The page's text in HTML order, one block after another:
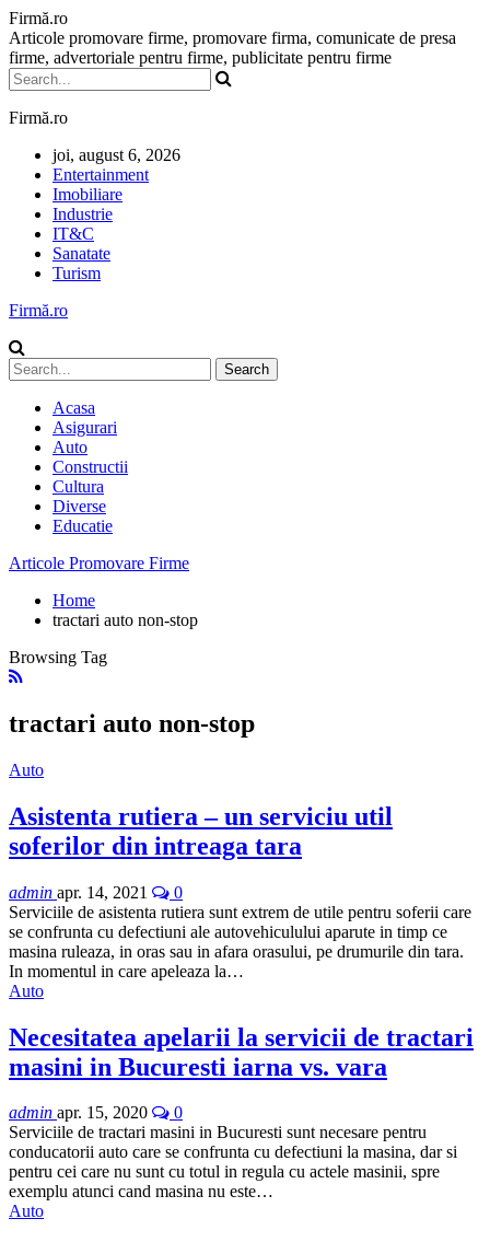
Firmă.ro
Articole promovare firme, promovare firma, comunicate de presa
firme, advertoriale pentru firme, publicitate pentru firme
Firmă.ro
joi, august 6, 2026
Entertainment
Imobiliare
Industrie
IT&C
Sanatate
Turism
Firmă.ro
Acasa
Asigurari
Auto
Constructii
Cultura
Diverse
Educatie
Articole Promovare Firme
Home
tractari auto non-stop
Browsing Tag
tractari auto non-stop
Auto
Asistenta rutiera – un serviciu util
soferilor din intreaga tara
admin apr. 14, 2021
0
Serviciile de asistenta rutiera sunt extrem de utile pentru soferii care
se confrunta cu defectiuni ale autovehiculului aparute in timp ce
masina ruleaza, in oras sau in afara orasului, pe drumurile din tara.
In momentul in care apeleaza la…
Auto
Necesitatea apelarii la servicii de tractari
masini in Bucuresti iarna vs. vara
admin apr. 15, 2020
0
Serviciile de tractari masini in Bucuresti sunt necesare pentru
conducatorii auto care se confrunta cu defectiuni la masina, dar si
pentru cei care nu sunt cu totul in regula cu actele masinii, spre
exemplu atunci cand masina nu este…
Auto